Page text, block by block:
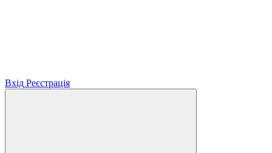
Вхід Реєстрація